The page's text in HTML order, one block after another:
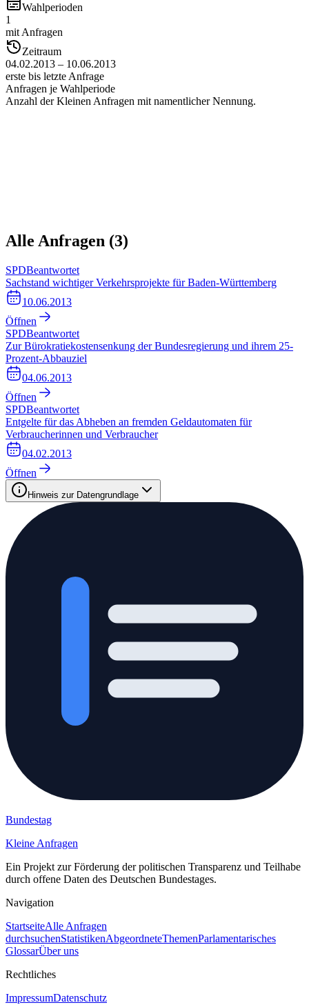
Wahlperioden
1
mit Anfragen
Zeitraum
04.02.2013 – 10.06.2013
erste bis letzte Anfrage
Anfragen je Wahlperiode
Anzahl der Kleinen Anfragen mit namentlicher Nennung.
Alle Anfragen (3)
SPDBeantwortet
Sachstand wichtiger Verkehrsprojekte für Baden-Württemberg
10.06.2013
Öffnen
SPDBeantwortet
Zur Bürokratiekostensenkung der Bundesregierung und ihrem 25-
Prozent-Abbauziel
04.06.2013
Öffnen
SPDBeantwortet
Entgelte für das Abheben an fremden Geldautomaten für
Verbraucherinnen und Verbraucher
04.02.2013
Öffnen
Hinweis zur Datengrundlage
Bundestag
Kleine Anfragen
Ein Projekt zur Förderung der politischen Transparenz und Teilhabe
durch offene Daten des Deutschen Bundestages.
Navigation
StartseiteAlle Anfragen
durchsuchenStatistikenAbgeordneteThemenParlamentarisches
GlossarÜber uns
Rechtliches
ImpressumDatenschutz